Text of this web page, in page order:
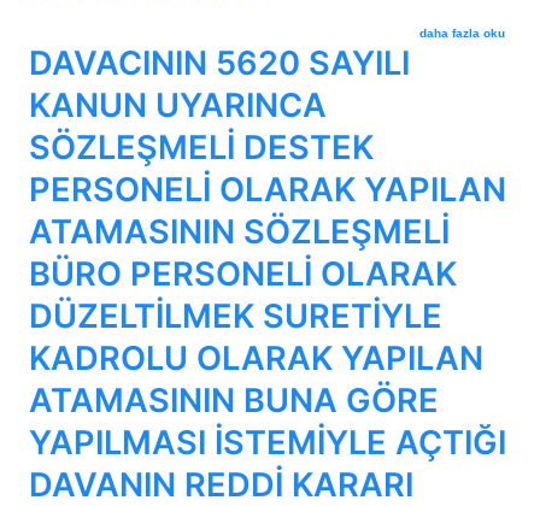
DAVACININ
daha fazla oku
DAVACININ 5620 SAYILI
KANUN UYARINCA
SÖZLEŞMELİ DESTEK
PERSONELİ OLARAK YAPILAN
ATAMASININ SÖZLEŞMELİ
BÜRO PERSONELİ OLARAK
DÜZELTİLMEK SURETİYLE
KADROLU OLARAK YAPILAN
ATAMASININ BUNA GÖRE
YAPILMASI İSTEMİYLE AÇTIĞI
DAVANIN REDDİ KARARI